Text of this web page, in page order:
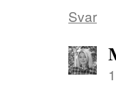
Svar